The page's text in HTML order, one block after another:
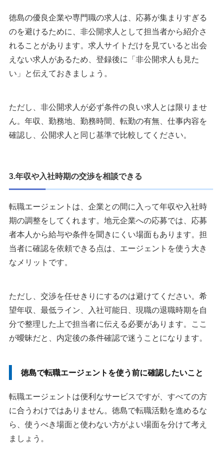
徳島の優良企業や専門職の求人は、応募が集まりすぎる
のを避けるために、非公開求人として担当者から紹介さ
れることがあります。求人サイトだけを見ていると出会
えない求人があるため、登録後に「非公開求人も見た
い」と伝えておきましょう。
ただし、非公開求人が必ず条件の良い求人とは限りませ
ん。年収、勤務地、勤務時間、転勤の有無、仕事内容を
確認し、公開求人と同じ基準で比較してください。
3.年収や入社時期の交渉を相談できる
転職エージェントは、企業との間に入って年収や入社時
期の調整をしてくれます。地元企業への応募では、応募
者本人から給与や条件を聞きにくい場面もあります。担
当者に確認を依頼できる点は、エージェントを使う大き
なメリットです。
ただし、交渉を任せきりにするのは避けてください。希
望年収、最低ライン、入社可能日、現職の退職時期を自
分で整理した上で担当者に伝える必要があります。ここ
が曖昧だと、内定後の条件確認で迷うことになります。
徳島で転職エージェントを使う前に確認したいこと
転職エージェントは便利なサービスですが、すべての方
に合うわけではありません。徳島で転職活動を進めるな
ら、使うべき場面と使わない方がよい場面を分けて考え
ましょう。